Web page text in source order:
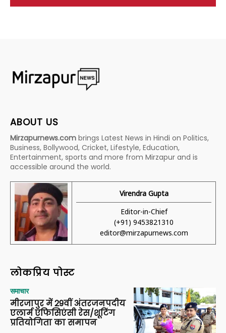
ABOUT US
Mirzapurnews.com brings Latest News in Hindi on Politics,
Business, Bollywood, Cricket, Lifestyle, Education,
Entertainment, sports and more from Mirzapur and is
accessible around the world.
Virendra Gupta
Editor-in-Chief
(+91) 9453821310
editor@mirzapurnews.com
लोकप्रिय पोस्ट
समाचार
मीरजापुर में 29वीं अंतरजनपदीय
एलार्म एफिसिएंसी रेस/शूटिंग
प्रतियोगिता का समापन